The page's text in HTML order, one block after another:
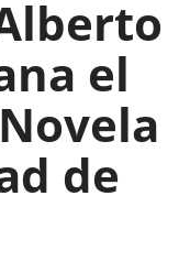
el
de